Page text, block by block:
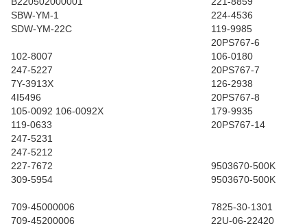
SBW-YM-1
224-4536
SDW-YM-22C
119-9985
20PS767-6
102-8007
106-0180
247-5227
20PS767-7
7Y-3913X
126-2938
4I5496
20PS767-8
105-0092 106-0092X
179-9935
119-0633
20PS767-14
247-5231
247-5212
227-7672
9503670-500K
309-5954
9503670-500K
709-45000006
7825-30-1301
709-45200006
22U-06-22420